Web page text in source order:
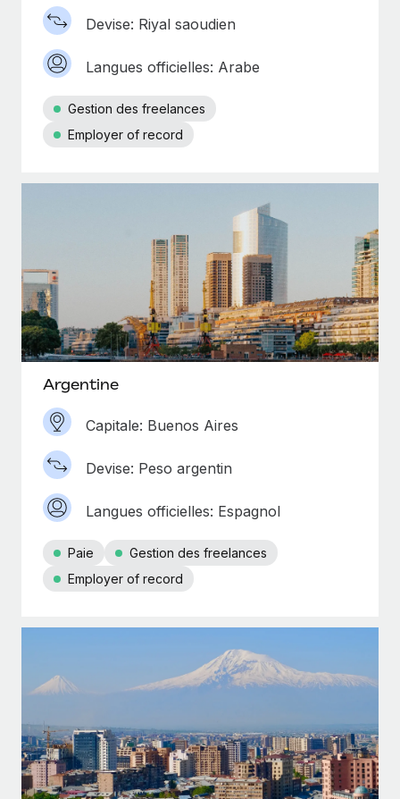
Devise: Riyal saoudien
Langues officielles: Arabe
Gestion des freelances
Employer of record
Argentine
Capitale: Buenos Aires
Devise: Peso argentin
Langues officielles: Espagnol
Paie
Gestion des freelances
Employer of record